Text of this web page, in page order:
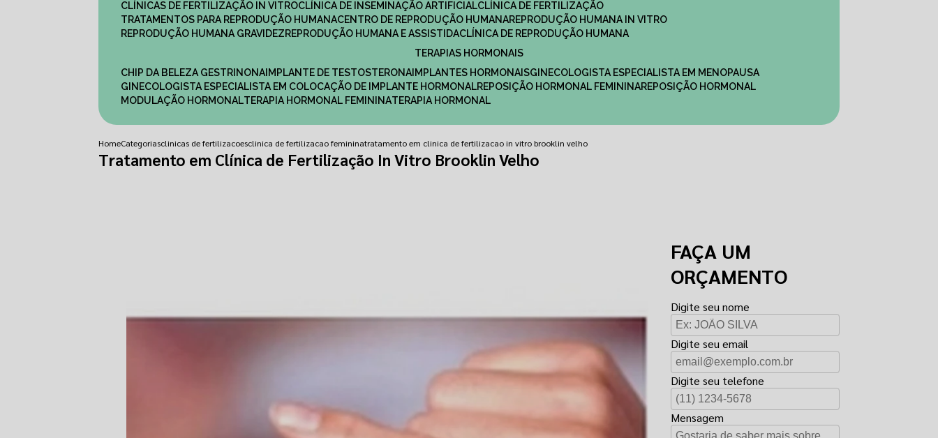
CLÍNICAS DE FERTILIZAÇÃO IN VITRO
CLÍNICA DE INSEMINAÇÃO ARTIFICIAL
CLÍNICA DE FERTILIZAÇÃO
TRATAMENTOS PARA REPRODUÇÃO HUMANA
CENTRO DE REPRODUÇÃO HUMANA
REPRODUÇÃO HUMANA IN VITRO
REPRODUÇÃO HUMANA GRAVIDEZ
REPRODUÇÃO HUMANA E ASSISTIDA
CLÍNICA DE REPRODUÇÃO HUMANA
TERAPIAS HORMONAIS
CHIP DA BELEZA GESTRINONA IMPLANTE DE TESTOSTERONA IMPLANTES HORMONAIS
GINECOLOGISTA ESPECIALISTA EM MENOPAUSA
GINECOLOGISTA ESPECIALISTA EM COLOCAÇÃO DE IMPLANTE HORMONAL
REPOSIÇÃO HORMONAL FEMININA
REPOSIÇÃO HORMONAL
MODULAÇÃO HORMONAL
TERAPIA HORMONAL FEMININA TERAPIA HORMONAL
HomeCategoriasclinicas de fertilizacoesclinica de fertilizacao femininatratamento em clinica de fertilizacao in vitro brooklin velho
Tratamento em Clínica de Fertilização In Vitro Brooklin Velho
FAÇA UM
ORÇAMENTO
Digite seu nome
Digite seu email
Digite seu telefone
Mensagem